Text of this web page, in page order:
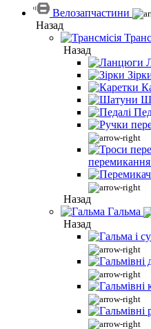
Велозапчастини
Назад
Назад
перемикання
Назад
Гальма
Назад